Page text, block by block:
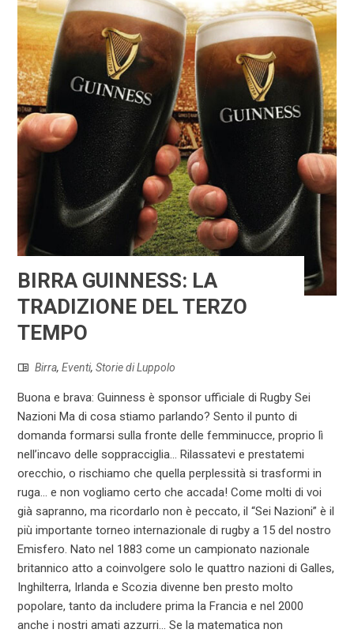
BIRRA GUINNESS: LA
TRADIZIONE DEL TERZO
TEMPO
Birra,Eventi,Storie di Luppolo
Buona e brava: Guinness è sponsor ufficiale di Rugby Sei
Nazioni Ma di cosa stiamo parlando? Sento il punto di
domanda formarsi sulla fronte delle femminucce, proprio lì
nell’incavo delle soppracciglia... Rilassatevi e prestatemi
orecchio, o rischiamo che quella perplessità si trasformi in
ruga... e non vogliamo certo che accada! Come molti di voi
già sapranno, ma ricordarlo non è peccato, il “Sei Nazioni” è il
più importante torneo internazionale di rugby a 15 del nostro
Emisfero. Nato nel 1883 come un campionato nazionale
britannico atto a coinvolgere solo le quattro nazioni di Galles,
Inghilterra, Irlanda e Scozia divenne ben presto molto
popolare, tanto da includere prima la Francia e nel 2000
anche i nostri amati azzurri... Se la matematica non